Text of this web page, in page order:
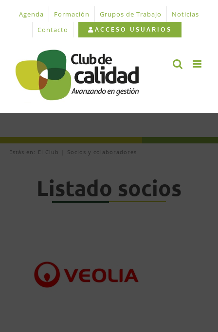
contenido
Agenda Formación Grupos de Trabajo
Noticias
Contacto
ACCESO USUARIOS
Estás en: El Club Socios y colaboradores
Listado socios